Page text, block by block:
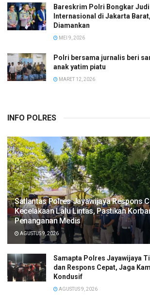
Bareskrim Polri Bongkar
Internasional di Jakarta
Diamankan
MEI 9, 2026
Polri bersama jurnalis beri
anak yatim piatu
MARET 12, 2026
INFO POLRES
Satlantas Polres Jayawijaya Respons
Kecelakaan Lalu Lintas, Pastikan
Penanganan Medis
AGUSTUS 9, 2026
Samapta Polres Jayawijaya
dan Respons Cepat, Jaga
Kondusif
AGUSTUS 9, 2026